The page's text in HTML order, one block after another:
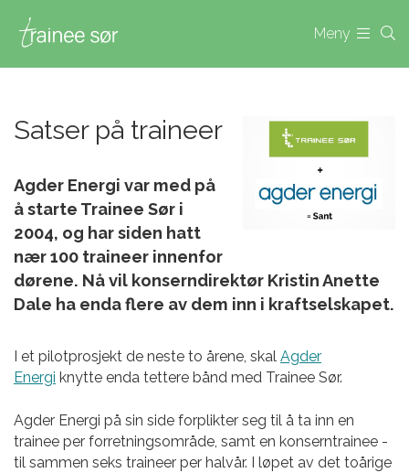
Meny
Satser på traineer
Agder Energi var med på
å starte Trainee Sør i
2004, og har siden hatt
nær 100 traineer innenfor
dørene. Nå vil konserndirektør Kristin Anette
Dale ha enda flere av dem inn i kraftselskapet.
I et pilotprosjekt de neste to årene, skal Agder
Energi knytte enda tettere bånd med Trainee Sør.
Agder Energi på sin side forplikter seg til å ta inn en
trainee per forretningsområde, samt en konserntrainee -
til sammen seks traineer per halvår. I løpet av det toårige